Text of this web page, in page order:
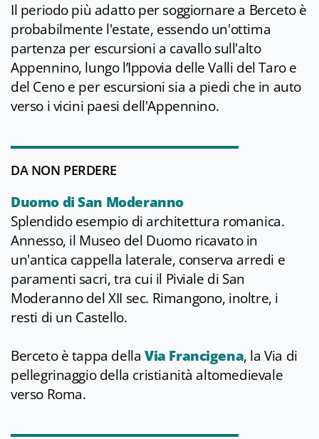
Il periodo più adatto per soggiornare a Berceto è
probabilmente l'estate, essendo un'ottima
partenza per escursioni a cavallo sull'alto
Appennino, lungo l’Ippovia delle Valli del Taro e
del Ceno e per escursioni sia a piedi che in auto
verso i vicini paesi dell'Appennino.
DA NON PERDERE
Duomo di San Moderanno
Splendido esempio di architettura romanica.
Annesso, il Museo del Duomo ricavato in
un'antica cappella laterale, conserva arredi e
paramenti sacri, tra cui il Piviale di San
Moderanno del XII sec. Rimangono, inoltre, i
resti di un Castello.
Berceto è tappa della Via Francigena, la Via di
pellegrinaggio della cristianità altomedievale
verso Roma.